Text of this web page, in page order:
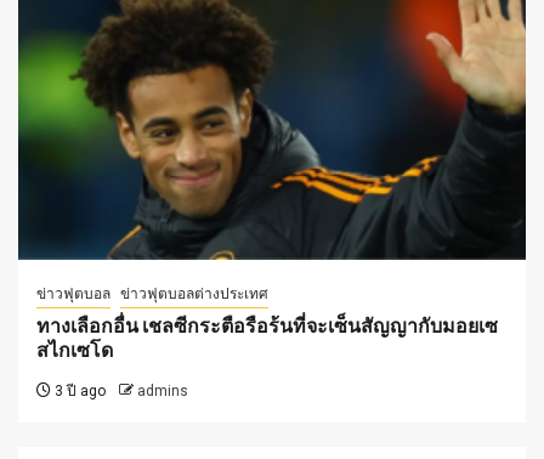
ข่าวฟุตบอล ข่าวฟุตบอลต่างประเทศ
ทางเลือกอื่น เชลซีกระตือรือร้นที่จะเซ็นสัญญากับมอยเซ
สไกเซโด
3 ปี ago admins